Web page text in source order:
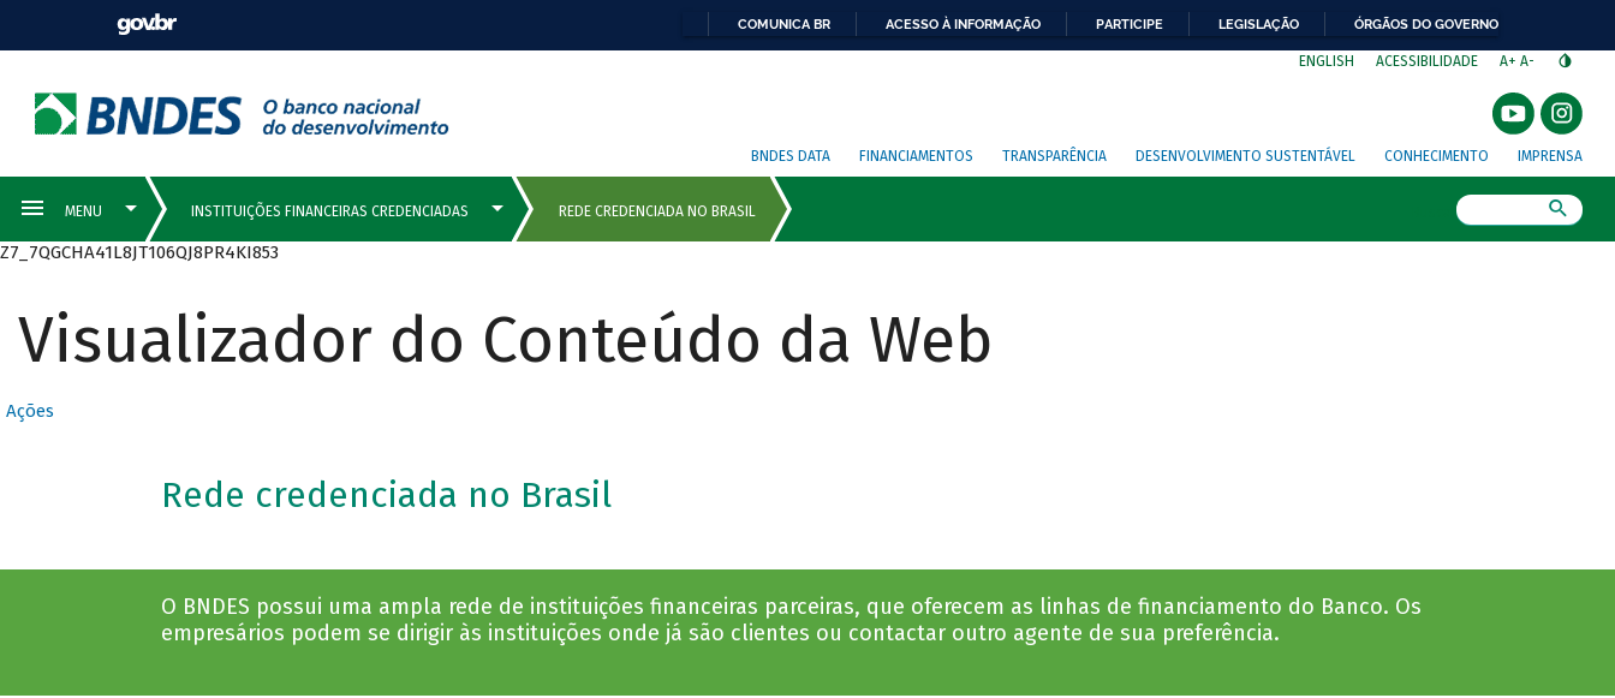
COMUNICA BR ACESSO À INFORMAÇÃO PARTICIPE LEGISLAÇÃO ÓRGÃOS DO GOVERNO
ENGLISH ACESSIBILIDADE A+ A-
BNDES DATA FINANCIAMENTOS TRANSPARÊNCIA DESENVOLVIMENTO SUSTENTÁVEL CONHECIMENTO IMPRENSA
Z7_7QGCHA41L8JT106QJ8PR4KI853
Visualizador do Conteúdo da Web
Ações
Rede credenciada no Brasil
O BNDES possui uma ampla rede de instituições financeiras parceiras, que oferecem as linhas de financiamento do Banco. Os
empresários podem se dirigir às instituições onde já são clientes ou contactar outro agente de sua preferência.